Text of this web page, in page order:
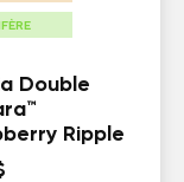
Double
Ripple